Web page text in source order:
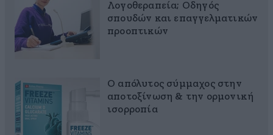
Λογοθεραπεία; Οδηγός
σπουδών και επαγγελματικών
προοπτικών
Ο απόλυτος σύμμαχος στην
αποτοξίνωση & την ορμονική
ισορροπία